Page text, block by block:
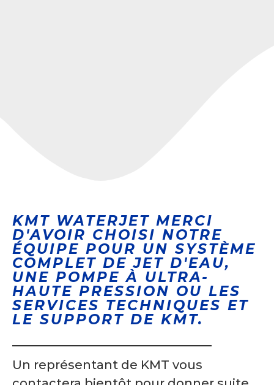
KMT WATERJET MERCI
D'AVOIR CHOISI NOTRE
ÉQUIPE POUR UN SYSTÈME
COMPLET DE JET D'EAU,
UNE POMPE À ULTRA-
HAUTE PRESSION OU LES
SERVICES TECHNIQUES ET
LE SUPPORT DE KMT.
Un représentant de KMT vous